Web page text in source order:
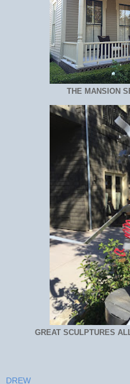
THE MANSION
GREAT SCULPTURES
DREW